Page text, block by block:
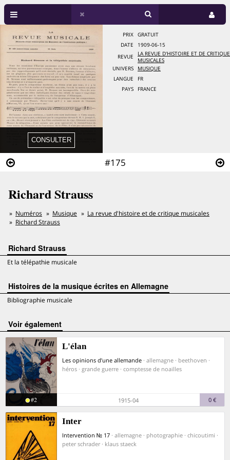
#175
PRIX
GRATUIT
DATE
1909-06-15
REVUE
LA REVUE D'HISTOIRE ET DE CRITIQUE
MUSICALES
UNIVERS
MUSIQUE
LANGUE
FR
PAYS
FRANCE
Richard Strauss
Numéros Musique
La revue d'histoire et de critique musicales
Richard Strauss
Richard Strauss
Et la télépathie musicale
Histoires de la musique écrites en Allemagne
Bibliographie musicale
voir également
L'élan
Les opinions d’une allemande · allemagne · beethoven ·
héros · grande guerre · comptesse de noailles
#2 1915-04 0 €
Inter
Intervention № 17 · allemagne · photographie · chicoutimi ·
peter schrader · klaus staeck